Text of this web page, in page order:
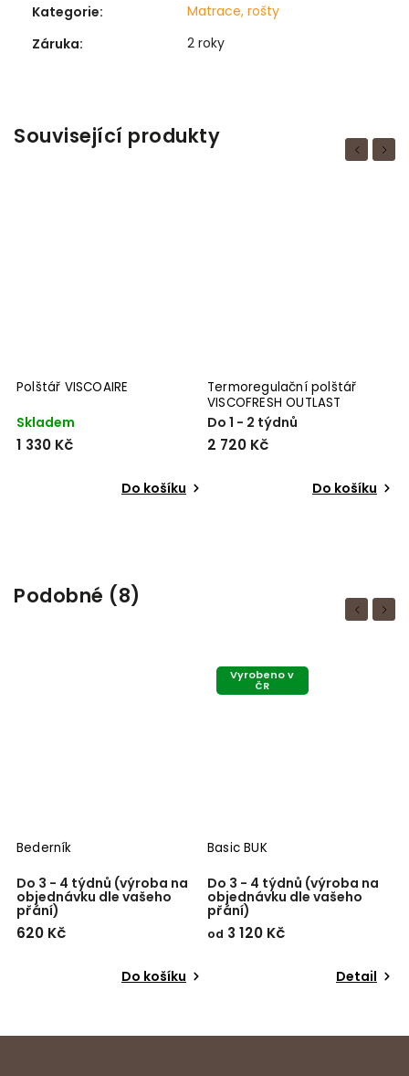
Kategorie:
Matrace, rošty
Záruka: 2 roky
Související produkty Previous
Polštář VISCOAIRE
Skladem
1 330 Kč
Do košíku
Termoregulační polštář
VISCOFRESH OUTLAST
Do 1 - 2 týdnů
2 720 Kč
Do košíku
Next
Podobné (8) Previous
Bederník
Do 3 - 4 týdnů (výroba na
objednávku dle vašeho
přání)
620 Kč
Do košíku
Vyrobeno v
ČR
Basic BUK
Do 3 - 4 týdnů (výroba na
objednávku dle vašeho
přání)
od 3 120 Kč
Detail
Next